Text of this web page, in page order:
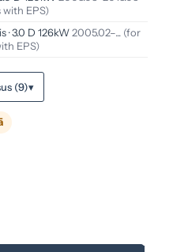
with EPS)
· 3.0 D 126kW2005.02–... (for
EPS)
(9)▾